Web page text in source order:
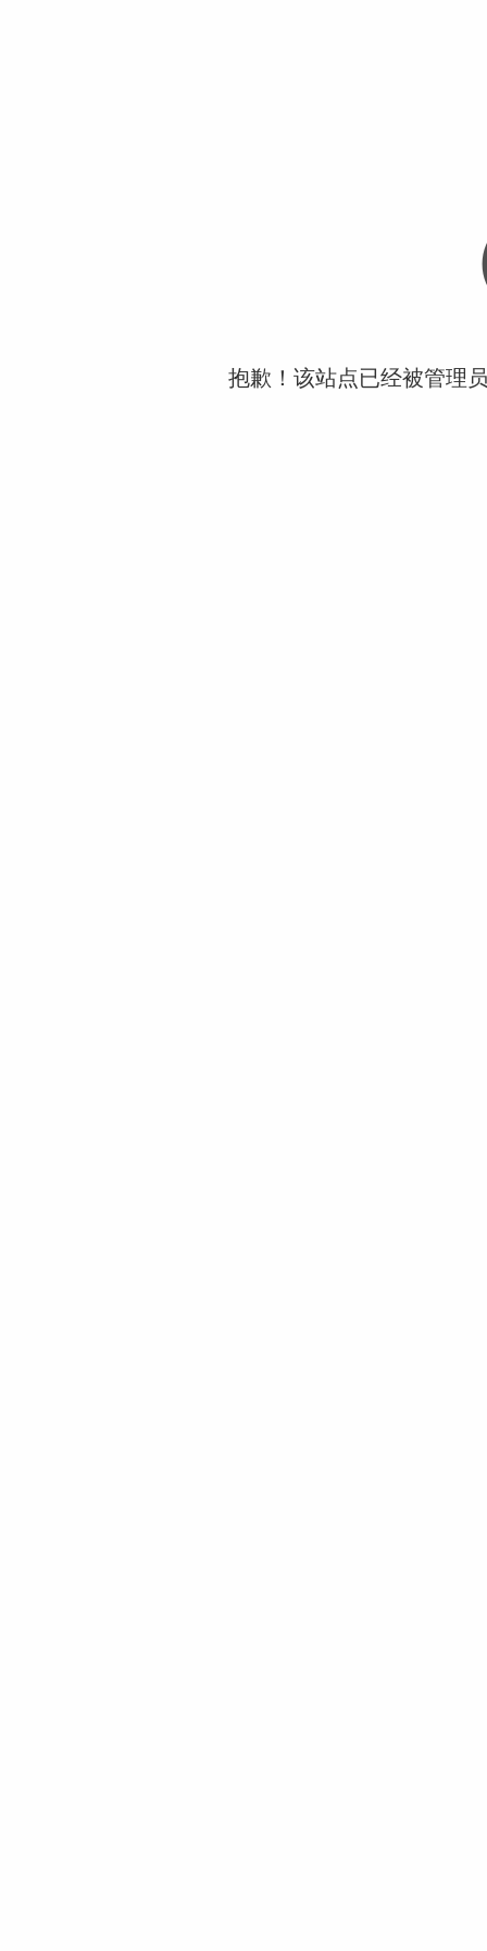
抱歉！该站点已经被管理